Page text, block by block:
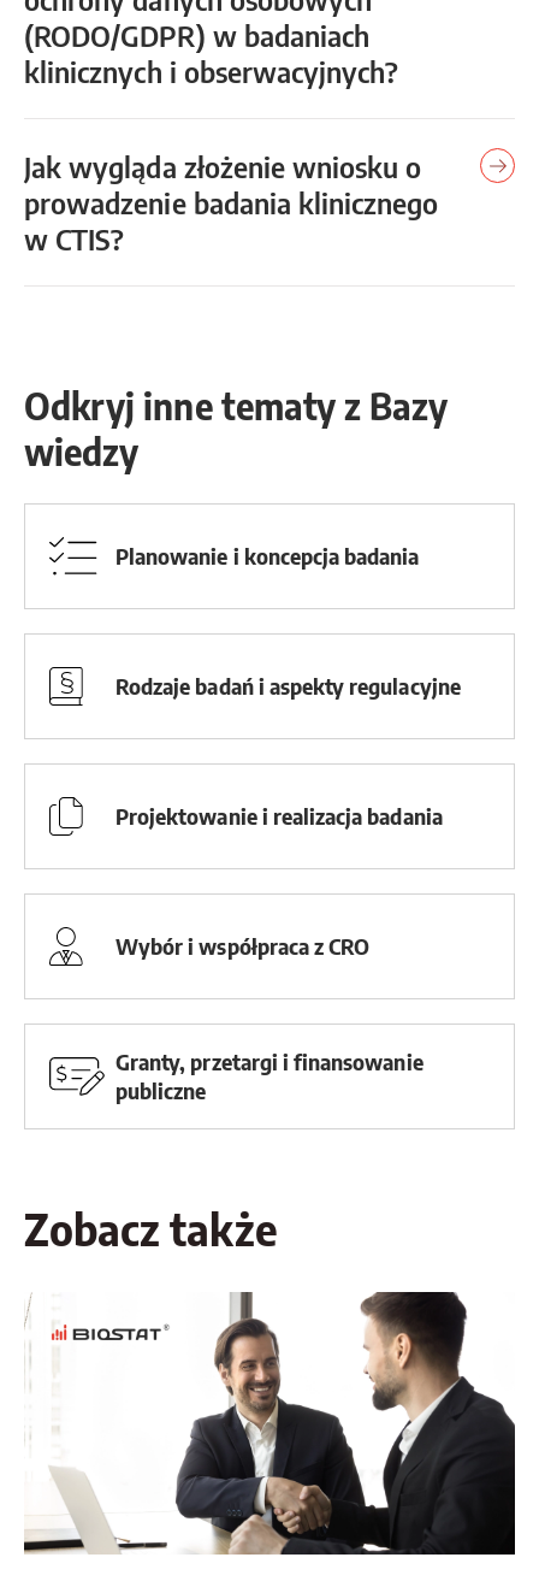
Zobacz także
(RODO/GDPR) w badaniach
klinicznych i obserwacyjnych?
Jak wygląda złożenie wniosku o
prowadzenie badania klinicznego
w CTIS?
Odkryj inne tematy z Bazy
wiedzy
Planowanie i koncepcja badania
Rodzaje badań i aspekty regulacyjne
Projektowanie i realizacja badania
Wybór i współpraca z CRO
Granty, przetargi i finansowanie
publiczne